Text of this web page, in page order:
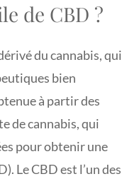
de CBD ?
du cannabis, qui
bien
à partir des
de cannabis, qui
pour obtenir une
Le CBD est l’un des